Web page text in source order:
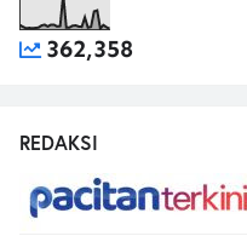
362,358
REDAKSI